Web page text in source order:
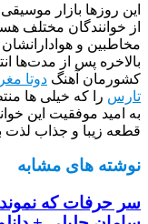
این روزها بازار
از خوانندگان مختلف
مخاطبین و
بالاخره پس از مدت‌ها
کشورمان آهنگ دوتا
تارس را که خیلی ها
به امید موفقیت این
قطعه زیبا و جذاب لذت
نوشته های مشابه
سر حرفات که